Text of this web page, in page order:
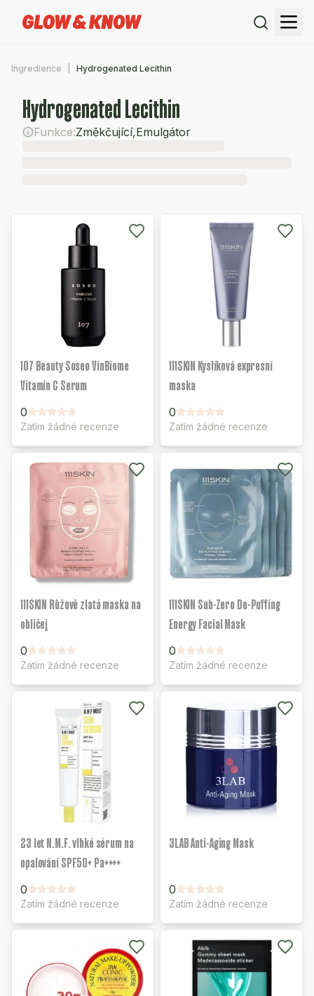
Ingredience Hydrogenated Lecithin
Hydrogenated Lecithin
Funkce:Změkčující,Emulgátor
107 Beauty Soseo VinBiome
Vitamin C Serum
0
Zatím žádné recenze
111SKIN Kyslíková expresní
maska
0
Zatím žádné recenze
111SKIN Růžově zlatá maska na
obličej
0
Zatím žádné recenze
111SKIN Sub-Zero De-Puffing
Energy Facial Mask
0
Zatím žádné recenze
23 let N.M.F. vlhké sérum na
opalování SPF50+ Pa++++
0
Zatím žádné recenze
3LAB Anti-Aging Mask
0
Zatím žádné recenze